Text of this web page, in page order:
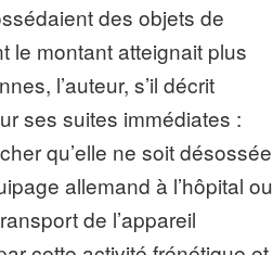
des objets de
le montant atteignait plus
l’auteur, s’il décrit
ses suites immédiates :
qu’elle ne soit désossée
allemand à l’hôpital ou
de l’appareil